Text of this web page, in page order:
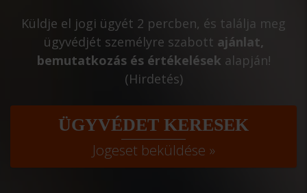
Küldje el jogi ügyét 2 percben, és találja meg
ügyvédjét személyre szabott ajánlat,
bemutatkozás és értékelések alapján!
(Hirdetés)
ÜGYVÉDET KERESEK
Jogeset beküldése »